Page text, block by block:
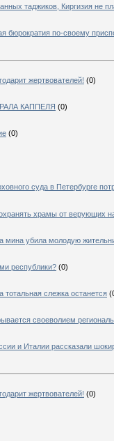
таджиков, Киргизия не
бюрократия по-своему
жертвователей! (0)
КАППЕЛЯ (0)
(0)
суда в Петербурге
храмы от верующих
мина убила молодую
республики? (0)
слежка останется
своеволием
и Италии рассказали
жертвователей! (0)